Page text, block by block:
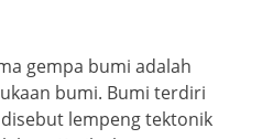
gempa bumi adalah
bumi. Bumi terdiri
lempeng tektonik